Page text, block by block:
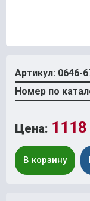
Артикул: 0646-
Номер по
Цена: 1118
В корзину